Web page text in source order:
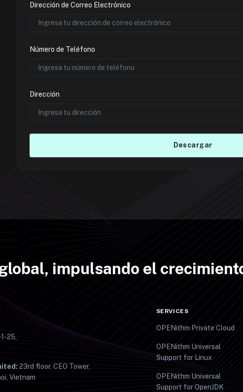
Dirección de Correo Electrónico
Número de Teléfono
Dirección
impulsando el
1-25,
23rd floor, CEO Tower,
Vietnam
SERVICES
OPENithm Private Cloud
OPENithm Universal
Support for Linux
OPENithm Universal
Support for OpenJDK